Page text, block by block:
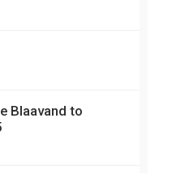
Blaavand to